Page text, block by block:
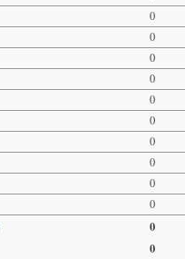
0
0
0
0
0
0
0
0
0
0
0
0